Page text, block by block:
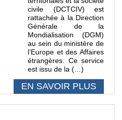
civile (DCTCIV) est
rattachée à la Direction
Générale de la
Mondialisation (DGM)
au sein du ministère de
l’Europe et des Affaires
étrangères. Ce service
est issu de la (…)
EN SAVOIR PLUS